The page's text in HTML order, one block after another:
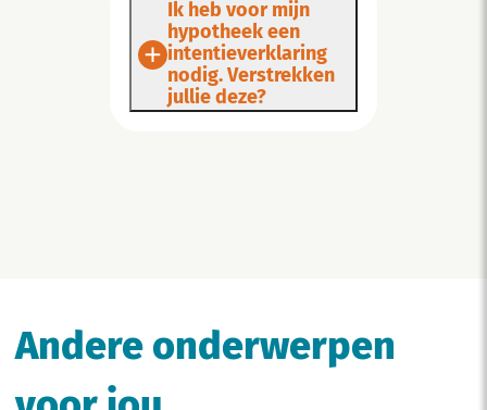
Ik heb voor mijn
hypotheek een
intentieverklaring
nodig. Verstrekken
jullie deze?
Andere onderwerpen